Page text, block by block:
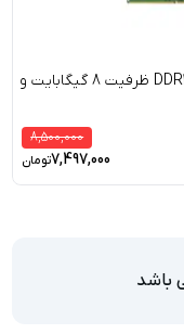
رم کامپیوتر کروشیال DDR4 ظرفیت 8 گیگابایت و
8,500,000
7,497,000تومان
باشد